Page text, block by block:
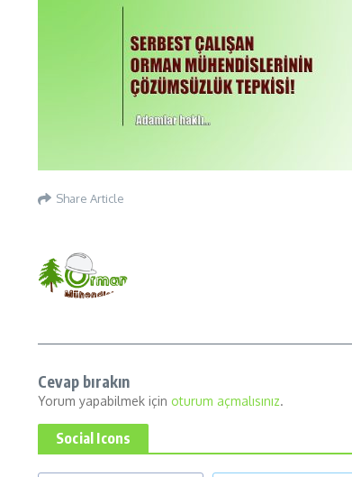
Share Article
Cevap bırakın
Yorum yapabilmek için oturum açmalısınız.
Social Icons